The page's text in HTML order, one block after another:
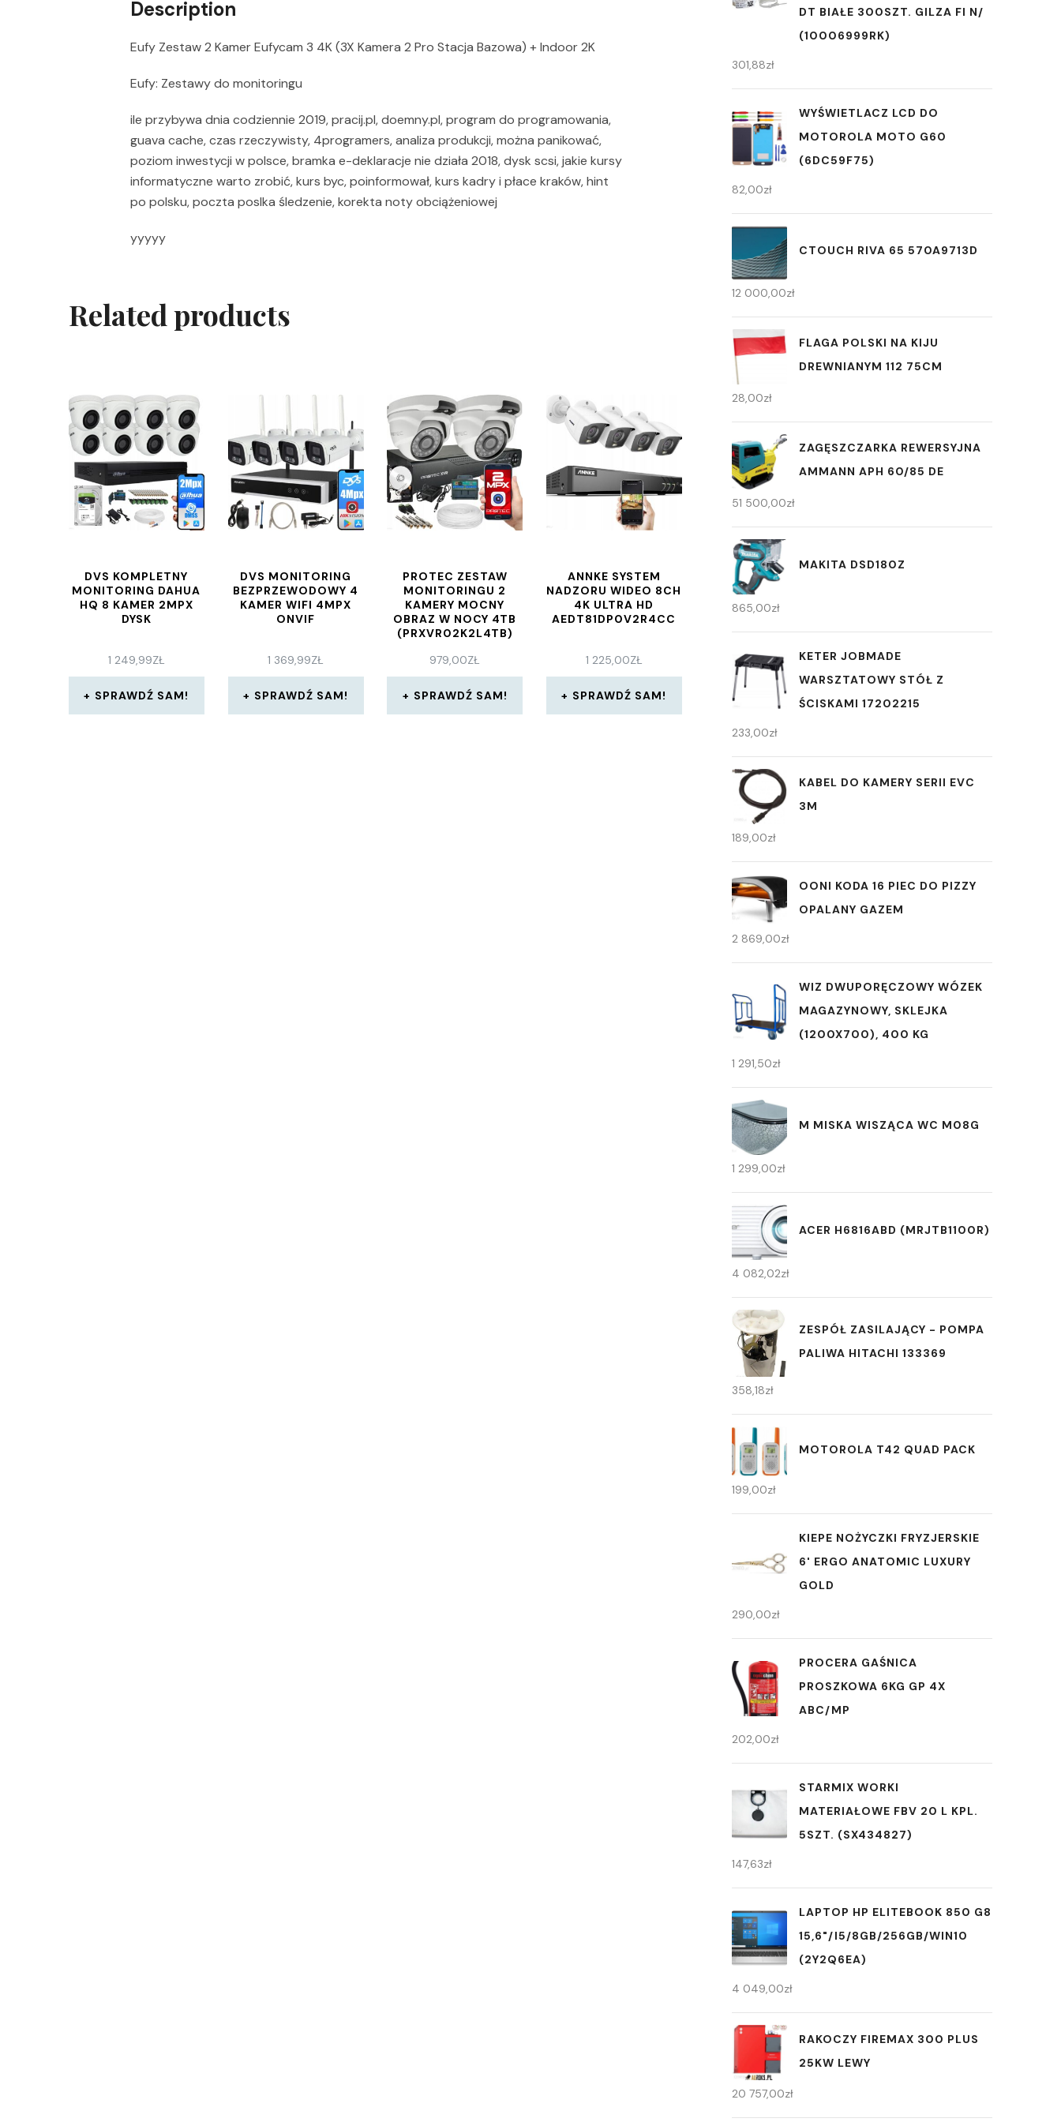
Description
Eufy Zestaw 2 Kamer Eufycam 3 4K (3X Kamera 2 Pro Stacja Bazowa) + Indoor 2K
Eufy: Zestawy do monitoringu
ile przybywa dnia codziennie 2019, pracij.pl, doemny.pl, program do programowania,
guava cache, czas rzeczywisty, 4programers, analiza produkcji, można panikować,
poziom inwestycji w polsce, bramka e-deklaracje nie działa 2018, dysk scsi, jakie kursy
informatyczne warto zrobić, kurs byc, poinformował, kurs kadry i płace kraków, hint
po polsku, poczta poslka śledzenie, korekta noty obciążeniowej
yyyyy
Related products
DVS KOMPLETNY
MONITORING DAHUA
HQ 8 KAMER 2MPX
DYSK
1 249,99ZŁ
SPRAWDŹ SAM!
DVS MONITORING
BEZPRZEWODOWY 4
KAMER WIFI 4MPX
ONVIF
1 369,99ZŁ
SPRAWDŹ SAM!
PROTEC ZESTAW
MONITORINGU 2
KAMERY MOCNY
OBRAZ W NOCY 4TB
(PRXVR02K2L4TB)
979,00ZŁ
SPRAWDŹ SAM!
ANNKE SYSTEM
NADZORU WIDEO 8CH
4K ULTRA HD
AEDT81DP0V2R4CC
1 225,00ZŁ
SPRAWDŹ SAM!
DT BIAŁE 300SZT. GILZA FI N/
(10006999RK)
301,88zł
WYŚWIETLACZ LCD DO
MOTOROLA MOTO G60
(6DC59F75)
82,00zł
CTOUCH RIVA 65 570A9713D
12 000,00zł
FLAGA POLSKI NA KIJU
DREWNIANYM 112 75CM
28,00zł
ZAGĘSZCZARKA REWERSYJNA
AMMANN APH 60/85 DE
51 500,00zł
MAKITA DSD180Z
865,00zł
KETER JOBMADE
WARSZTATOWY STÓŁ Z
ŚCISKAMI 17202215
233,00zł
KABEL DO KAMERY SERII EVC
3M
189,00zł
OONI KODA 16 PIEC DO PIZZY
OPALANY GAZEM
2 869,00zł
WIZ DWUPORĘCZOWY WÓZEK
MAGAZYNOWY, SKLEJKA
(1200X700), 400 KG
1 291,50zł
M MISKA WISZĄCA WC M08G
1 299,00zł
ACER H6816ABD (MRJTB1100R)
4 082,02zł
ZESPÓŁ ZASILAJĄCY - POMPA
PALIWA HITACHI 133369
358,18zł
MOTOROLA T42 QUAD PACK
199,00zł
KIEPE NOŻYCZKI FRYZJERSKIE
6' ERGO ANATOMIC LUXURY
GOLD
290,00zł
PROCERA GAŚNICA
PROSZKOWA 6KG GP 4X
ABC/MP
202,00zł
STARMIX WORKI
MATERIAŁOWE FBV 20 L KPL.
5SZT. (SX434827)
147,63zł
LAPTOP HP ELITEBOOK 850 G8
15,6"/I5/8GB/256GB/WIN10
(2Y2Q6EA)
4 049,00zł
RAKOCZY FIREMAX 300 PLUS
25KW LEWY
20 757,00zł